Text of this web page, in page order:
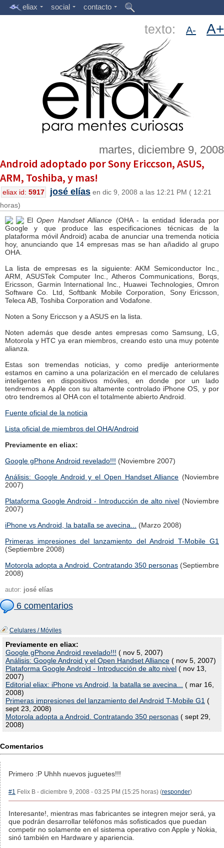
eliax social contacto
texto: A- A+
martes, diciembre 9, 2008
Android adoptado por Sony Ericcson, ASUS,
ARM, Toshiba, y mas!
eliax id: 5917 josé elías en dic 9, 2008 a las 12:21 PM ( 12:21
horas)
ElOpen Handset Alliance (OHA - la entidad liderada por
Google y que produce las especificaciones técnicas de la
plataforma móvil Android) acaba de anunciar una tremenda noticia
hoy, anunciando que 14 empresas mas se han añadido al grupo
OHA.
La lista de empresas es la siguiente: AKM Semiconductor Inc.,
ARM, ASUSTek Computer Inc., Atheros Communications, Borqs,
Ericsson, Garmin International Inc., Huawei Technologies, Omron
Software Co. Ltd, Softbank Mobile Corporation, Sony Ericsson,
Teleca AB, Toshiba Corporation and Vodafone.
Noten a Sony Ericcson y a ASUS en la lista.
Noten además que desde antes empresas como Samsung, LG,
Motorola y HTC ya eran miembros, creando esto una muy potente
alianza.
Estas son tremendas noticias, y como predije anteriormente
estamos en camino a una polarización en el mercado de celulares
inteligentes en dispositivos móviles, en donde por un lado
tendremos a Apple con su altamente controlado iPhone OS, y por
otro tendremos al OHA con el totalmente abierto Android.
Fuente oficial de la noticia
Lista oficial de miembros del OHA/Android
Previamente en eliax:
Google gPhone Android revelado!!! (Noviembre 2007)
Análisis: Google Android y el Open Handset Alliance (Noviembre
2007)
Plataforma Google Android - Introducción de alto nivel (Noviembre
2007)
iPhone vs Android, la batalla se avecina...
(Marzo 2008)
Primeras impresiones del lanzamiento del Android T-Mobile G1
(Septiembre 2008)
Motorola adopta a Android. Contratando 350 personas (Septiembre
2008)
autor: josé elías
6 comentarios
Celulares / Móviles
Previamente en eliax:
Google gPhone Android revelado!!! ( nov 5, 2007)
Análisis: Google Android y el Open Handset Alliance ( nov 5, 2007)
Plataforma Google Android - Introducción de alto nivel ( nov 13,
2007)
Editorial eliax: iPhone vs Android, la batalla se avecina...
( mar 16,
2008)
Primeras impresiones del lanzamiento del Android T-Mobile G1 (
sept 23, 2008)
Motorola adopta a Android. Contratando 350 personas ( sept 29,
2008)
Comentarios
Primero :P Uhhh nuevos juguetes!!!
#1 Felix B - diciembre 9, 2008 - 03:25 PM (15:25 horas) (responder)
Interesante!, mientras mas fabricantes se integren mejor será, ya
que podrán desarrollar teléfonos más sofisticados que puedan
competir no solamente en el sistema operativo con Apple y Nokia,
sinó también en Hardware y apariencia.